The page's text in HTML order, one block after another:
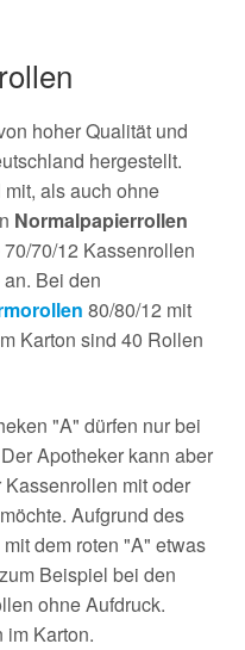
hoher Qualität und
hergestellt.
als auch ohne
Normalpapierrollen
70/12 Kassenrollen
Bei den
80/80/12 mit
Karton sind 40 Rollen
"A" dürfen nur bei
Apotheker kann aber
mit oder
Aufgrund des
dem roten "A" etwas
Beispiel bei den
ohne Aufdruck.
im Karton.